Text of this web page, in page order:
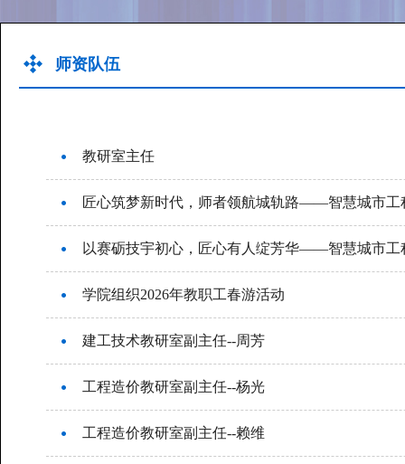
师资队伍
教研室主任
匠心筑梦新时代，师者领航城轨路——智慧城市工
以赛砺技宇初心，匠心有人绽芳华——智慧城市工
学院组织2026年教职工春游活动
建工技术教研室副主任--周芳
工程造价教研室副主任--杨光
工程造价教研室副主任--赖维